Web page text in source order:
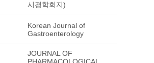
시경학회지)
Korean Journal of
Gastroenterology
JOURNAL OF